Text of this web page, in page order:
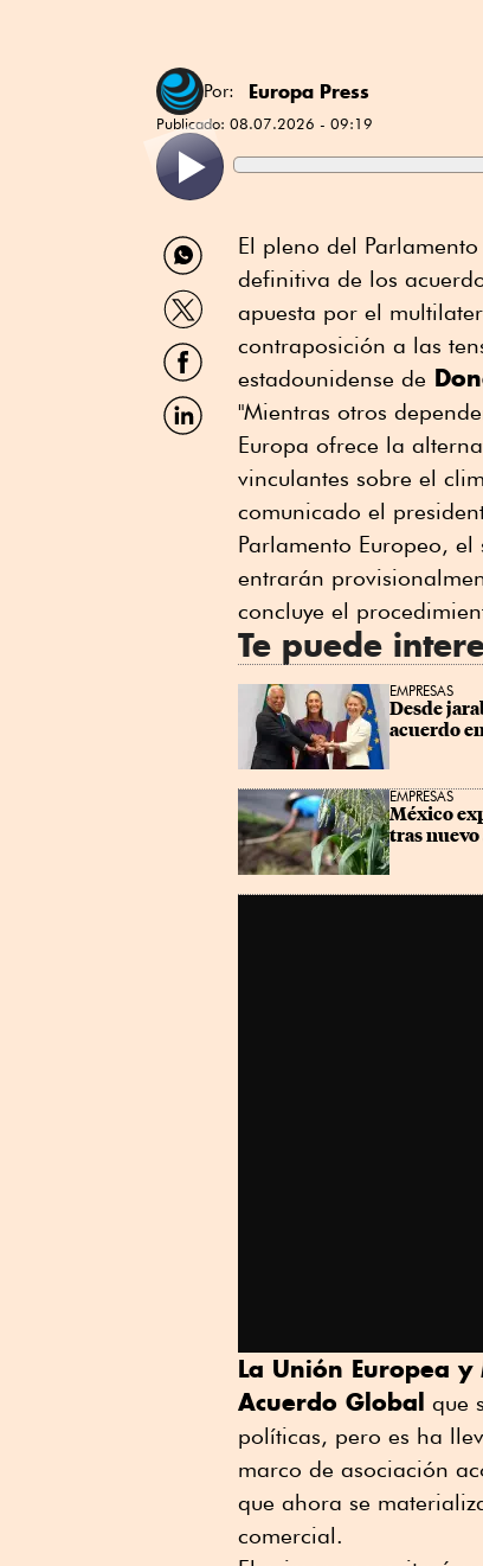
Por: Europa Press
Publicado: 08.07.2026 - 09:19
Compartir
por
WhatsApp
Compartir
por
Twitter
Compartir
por
Facebook
Compartir
por
El pleno del
definitiva de los
apuesta por el
contraposición a las
estadounidense de
"Mientras otros
Europa ofrece la
vinculantes sobre el
comunicado el
Parlamento Europeo,
entrarán
concluye el
Te puede
EMPRESAS
Desde
acuerdo
EMPRESAS
México
tras
La Unión Europea
Acuerdo Global que
políticas, pero es ha
marco de asociación
que ahora se
comercial.